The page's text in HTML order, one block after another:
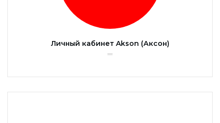
Личный кабинет Akson (Аксон)